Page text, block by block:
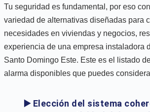
Tu seguridad es fundamental, por eso
variedad de alternativas diseñadas para
necesidades en viviendas y negocios,
experiencia de una empresa instaladora
Santo Domingo Este. Este es el listado
alarma disponibles que puedes
▶️ Elección del sistema